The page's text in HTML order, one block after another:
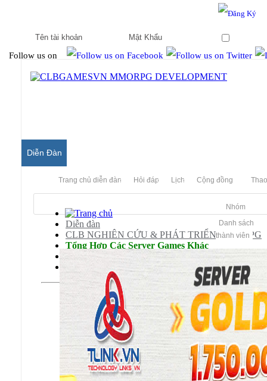
Follow us on
Diễn Đàn
Trang chủ diễn đàn Hỏi đáp Lịch Cộng đồng
Nhóm
Danh sách
thành viên
Diễn đàn
CLB NGHIÊN CỨU & PHÁT TRIỂN MMORPG
Tổng Hợp Các Server Games Khác
SilkRoad Online
Hỏi Đáp/ Yêu Cầu